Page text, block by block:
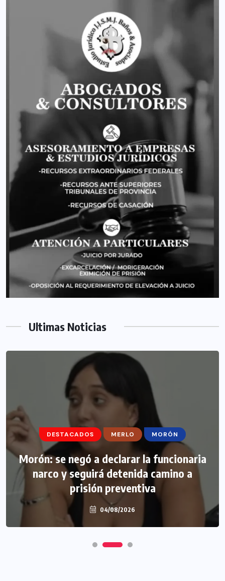
Ultimas Noticias
DESTACADOS MERLO MORÓN
Morón: se negó a declarar la funcionaria
narco y seguirá detenida camino a
prisión preventiva
04/08/2026